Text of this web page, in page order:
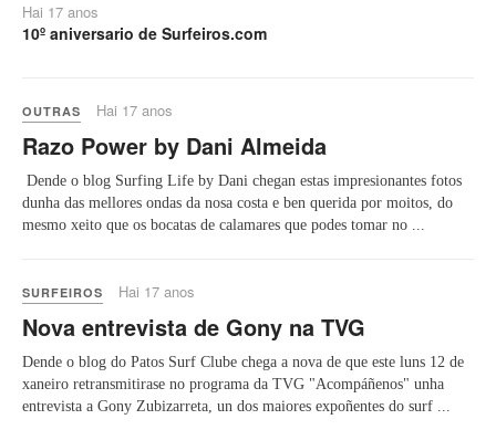
Hai 17 anos
10º aniversario de Surfeiros.com
OUTRAS Hai 17 anos
Razo Power by Dani Almeida
Dende o blog Surfing Life by Dani chegan estas impresionantes fotos
dunha das mellores ondas da nosa costa e ben querida por moitos, do
mesmo xeito que os bocatas de calamares que podes tomar no ...
SURFEIROS Hai 17 anos
Nova entrevista de Gony na TVG
Dende o blog do Patos Surf Clube chega a nova de que este luns 12 de
xaneiro retransmitirase no programa da TVG "Acompáñenos" unha
entrevista a Gony Zubizarreta, un dos maiores expoñentes do surf ...